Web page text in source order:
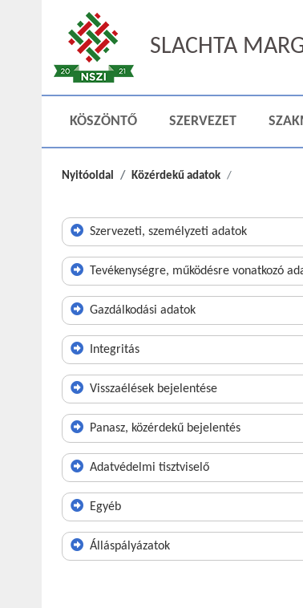
SLACHTA
KÖSZÖNTŐ SZERVEZET
Nyitóoldal Közérdekű adatok
Szervezeti, személyzeti adatok
Tevékenységre, működésre vonatkozó
Gazdálkodási adatok
Integritás
Visszaélések bejelentése
Panasz, közérdekű bejelentés
Adatvédelmi tisztviselő
Egyéb
Álláspályázatok